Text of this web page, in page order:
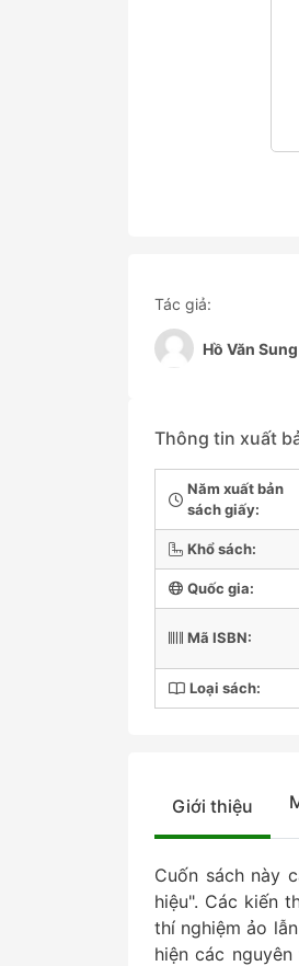
Tác giả:
Hồ Văn Sung
Thông tin xuất
Năm xuất bản
sách giấy:
Khổ sách:
Quốc gia:
Mã ISBN:
Loại sách:
Giới thiệu
Cuốn sách này
hiệu". Các kiến
thí nghiệm ảo
hiện các